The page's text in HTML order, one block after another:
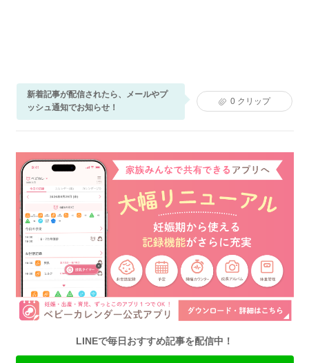
新着記事が配信されたら、メールやプ
ッシュ通知でお知らせ！
0 クリップ
LINEで毎日おすすめ記事を配信中！